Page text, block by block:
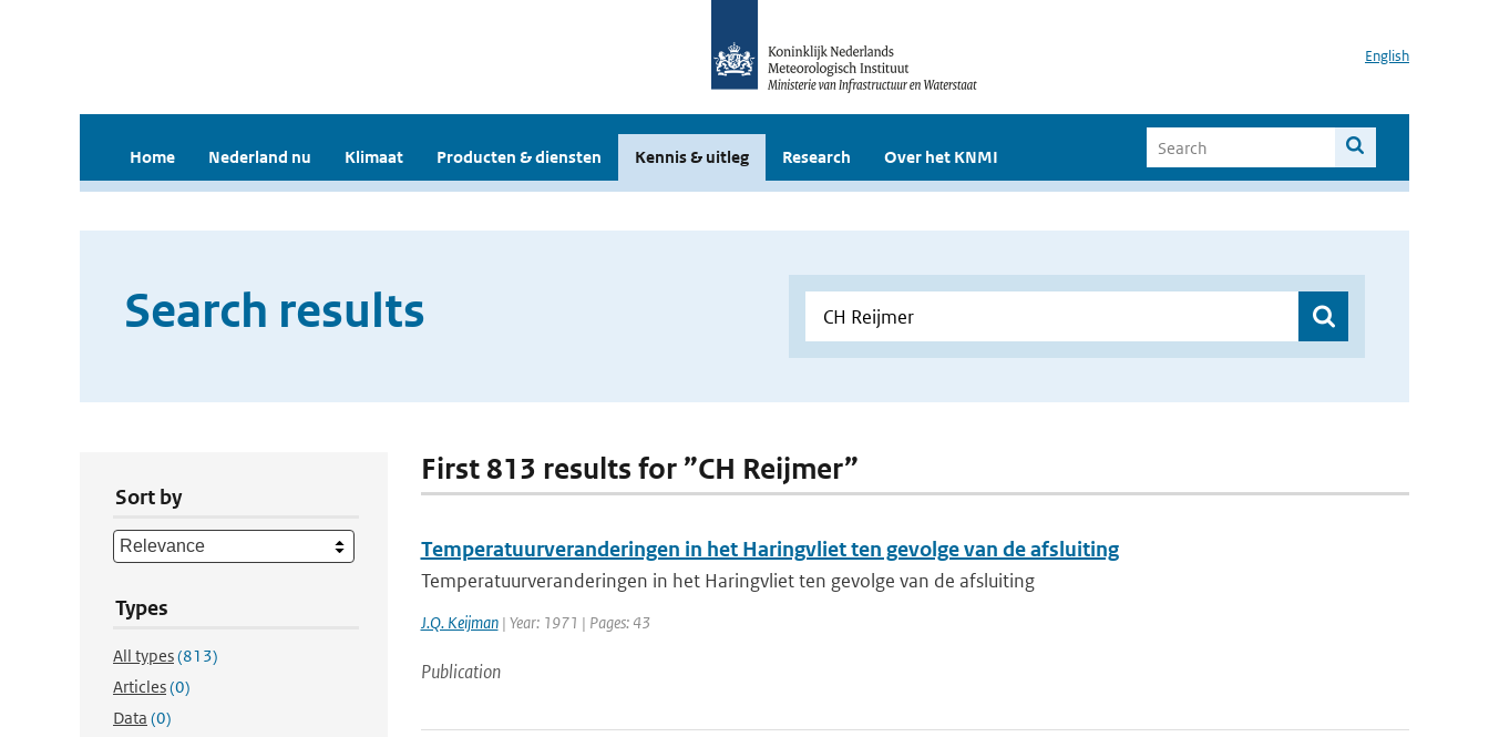
English
Home Nederland nu Klimaat Producten & diensten Kennis & uitleg Research Over het KNMI
Search results
Sort by
Types
All types(813)
Articles(0)
Data (0)
First 813 results for ”CH Reijmer”
Temperatuurveranderingen in het Haringvliet ten gevolge van de afsluiting
Temperatuurveranderingen in het Haringvliet ten gevolge van de afsluiting
J.Q. Keijman| Year: 1971 | Pages: 43
Publication